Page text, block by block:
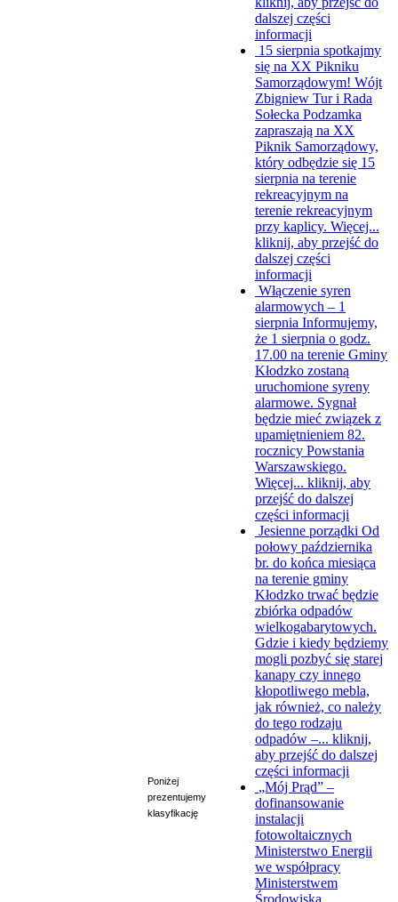
Poniżej
prezentujemy
klasyfikację
dalszej części
informacji
15 sierpnia spotkajmy
się na XX Pikniku
Samorządowym! Wójt
Zbigniew Tur i Rada
Sołecka Podzamka
zapraszają na XX
Piknik Samorządowy,
który odbędzie się 15
sierpnia na terenie
rekreacyjnym na
terenie rekreacyjnym
przy kaplicy. Więcej...
kliknij, aby przejść do
dalszej części
informacji
Włączenie syren
alarmowych – 1
sierpnia Informujemy,
że 1 sierpnia o godz.
17.00 na terenie Gminy
Kłodzko zostaną
uruchomione syreny
alarmowe. Sygnał
będzie mieć związek z
upamiętnieniem 82.
rocznicy Powstania
Warszawskiego.
Więcej... kliknij, aby
przejść do dalszej
części informacji
Jesienne porządki Od
połowy października
br. do końca miesiąca
na terenie gminy
Kłodzko trwać będzie
zbiórka odpadów
wielkogabarytowych.
Gdzie i kiedy będziemy
mogli pozbyć się starej
kanapy czy innego
kłopotliwego mebla,
jak również, co należy
do tego rodzaju
odpadów –... kliknij,
aby przejść do dalszej
części informacji
„Mój Prąd” –
dofinansowanie
instalacji
fotowoltaicznych
Ministerstwo Energii
we współpracy
Ministerstwem
Środowiska